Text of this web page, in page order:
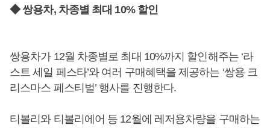
◆ 쌍용차, 차종별 최대 10% 할인
쌍용차가 12월 차종별로 최대 10%까지 할인해주는 ‘라
스트 세일 페스타’와 여러 구매혜택을 제공하는 ‘쌍용 크
리스마스 페스티벌’ 행사를 진행한다.
티볼리와 티볼리에어 등 12월에 레저용차량을 구매하는